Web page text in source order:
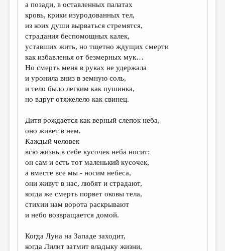
КНИЖНАЯ ПОЛКА
ОБЗОР ЛИТЕРАТУРЫ
СТРАНИЦЫ ПАМЯТИ
ОБЪЯВЛЕНИЯ
КОЛОНКА РЕДАКТОРА
РЕДКОЛЛЕГИЯ
ОТ РЕДАКЦИИ
МАЛАЯ ПРОЗА
ЭССЕИСТИКА
ЛИТЕРАТУРОВЕДЕНИЕ
КУЛЬТУРОВЕДЕНИЕ
ПУБЛИЦИСТИКА
ЦИКЛЫ ПУБЛИКАЦИЙ
а позади, в оставленных палатах
кровь, крики изуродованных тел,
из коих души вырваться стремятся,
страдания беспомощных калек,
уставших жить, но тщетно ждущих смерти
как избавленья от безмерных мук…
Но смерть меня в руках не удержала
и уронила вниз в земную соль,
и тело было легким как пушинка,
но вдруг отяжелело как свинец.
Дитя рождается как верный слепок неба,
оно живет в нем.
Каждый человек
всю жизнь в себе кусочек неба носит:
он сам и есть тот маленький кусочек,
а вместе все мы - носим небеса,
они живут в нас, любят и страдают,
когда же смерть порвет оковы тела,
стихии нам ворота раскрывают
и небо возвращается домой.
Когда Луна на Западе заходит,
когда Лилит затмит владыку жизни,